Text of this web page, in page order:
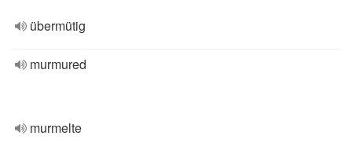
übermütig
murmured
murmelte